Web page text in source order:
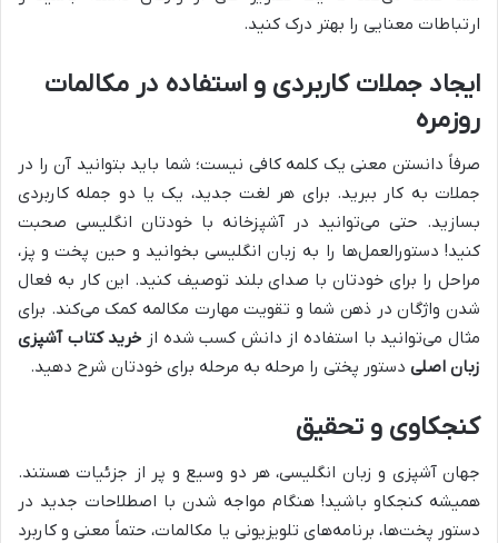
ارتباطات معنایی را بهتر درک کنید.
ایجاد جملات کاربردی و استفاده در مکالمات
روزمره
صرفاً دانستن معنی یک کلمه کافی نیست؛ شما باید بتوانید آن را در
جملات به کار ببرید. برای هر لغت جدید، یک یا دو جمله کاربردی
بسازید. حتی می‌توانید در آشپزخانه با خودتان انگلیسی صحبت
کنید! دستورالعمل‌ها را به زبان انگلیسی بخوانید و حین پخت و پز،
مراحل را برای خودتان با صدای بلند توصیف کنید. این کار به فعال
شدن واژگان در ذهن شما و تقویت مهارت مکالمه کمک می‌کند. برای
مثال می‌توانید با استفاده از دانش کسب شده از خرید کتاب آشپزی
زبان اصلی دستور پختی را مرحله به مرحله برای خودتان شرح دهید.
کنجکاوی و تحقیق
جهان آشپزی و زبان انگلیسی، هر دو وسیع و پر از جزئیات هستند.
همیشه کنجکاو باشید! هنگام مواجه شدن با اصطلاحات جدید در
دستور پخت‌ها، برنامه‌های تلویزیونی یا مکالمات، حتماً معنی و کاربرد